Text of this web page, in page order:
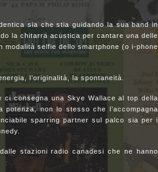
sia che stia guidando la sua band in
la chitarra acustica per cantare una delle
selfie dello smartphone (o i-phone
l’originalità, la spontaneità.
consegna una Skye Wallace al top della
non lo stesso che l’accompagna
sparring partner sul palco sia per i
stazioni radio canadesi che ne hanno